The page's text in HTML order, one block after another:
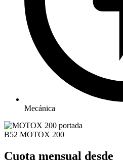
Mecánica
B52 MOTOX 200
Cuota mensual desde